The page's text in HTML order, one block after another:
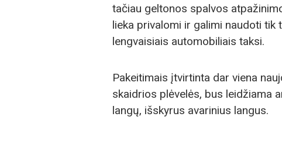
tačiau geltonos spalvos
lieka privalomi ir galimi naudoti tik
lengvaisiais automobiliais taksi.
Pakeitimais įtvirtinta dar viena
skaidrios plėvelės, bus leidžiama
langų, išskyrus avarinius langus.